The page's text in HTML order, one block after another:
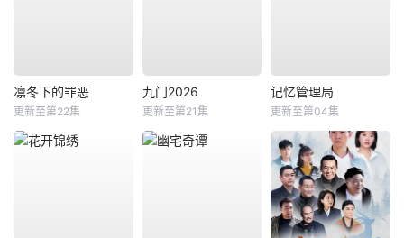
凛冬下的罪恶
更新至第22集
九门2026
更新至第21集
记忆管理局
更新至第04集